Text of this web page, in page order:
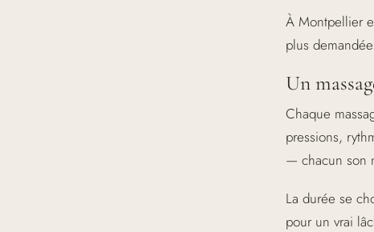
À Montpellier
plus
Un
Chaque
pressions,
— chacun son
La durée se
pour un vrai